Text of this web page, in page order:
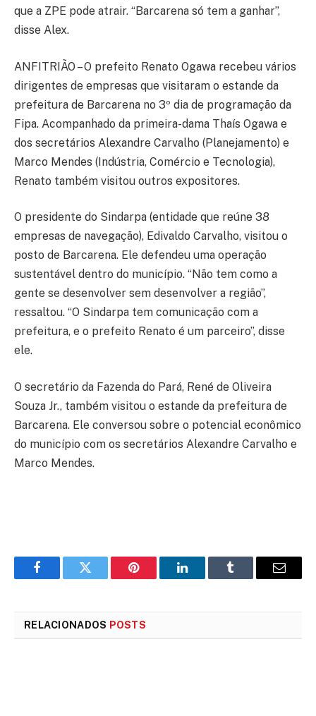
que a ZPE pode atrair. “Barcarena só tem a ganhar”,
disse Alex.
ANFITRIÃO – O prefeito Renato Ogawa recebeu vários
dirigentes de empresas que visitaram o estande da
prefeitura de Barcarena no 3º dia de programação da
Fipa. Acompanhado da primeira-dama Thaís Ogawa e
dos secretários Alexandre Carvalho (Planejamento) e
Marco Mendes (Indústria, Comércio e Tecnologia),
Renato também visitou outros expositores.
O presidente do Sindarpa (entidade que reúne 38
empresas de navegação), Edivaldo Carvalho, visitou o
posto de Barcarena. Ele defendeu uma operação
sustentável dentro do município. “Não tem como a
gente se desenvolver sem desenvolver a região”,
ressaltou. “O Sindarpa tem comunicação com a
prefeitura, e o prefeito Renato é um parceiro”, disse
ele.
O secretário da Fazenda do Pará, René de Oliveira
Souza Jr., também visitou o estande da prefeitura de
Barcarena. Ele conversou sobre o potencial econômico
do município com os secretários Alexandre Carvalho e
Marco Mendes.
FacebookTwitter Pinterest LinkedInTumblr
E-
RELACIONADOS POSTS